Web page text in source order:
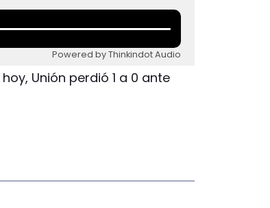
Powered by Thinkindot Audio
Unión perdió 1 a 0 ante